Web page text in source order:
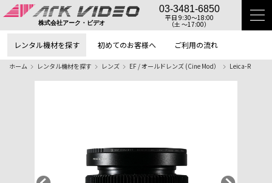
株式会社アーク・ビデオ
03-3481-6850
平日 9:30〜18:00
（土 〜17:00）
レンタル機材を探す 初めてのお客様へ ご利用の流れ
ホーム レンタル機材を探す レンズ EF / オールドレンズ (Cine Mod） Leica-R